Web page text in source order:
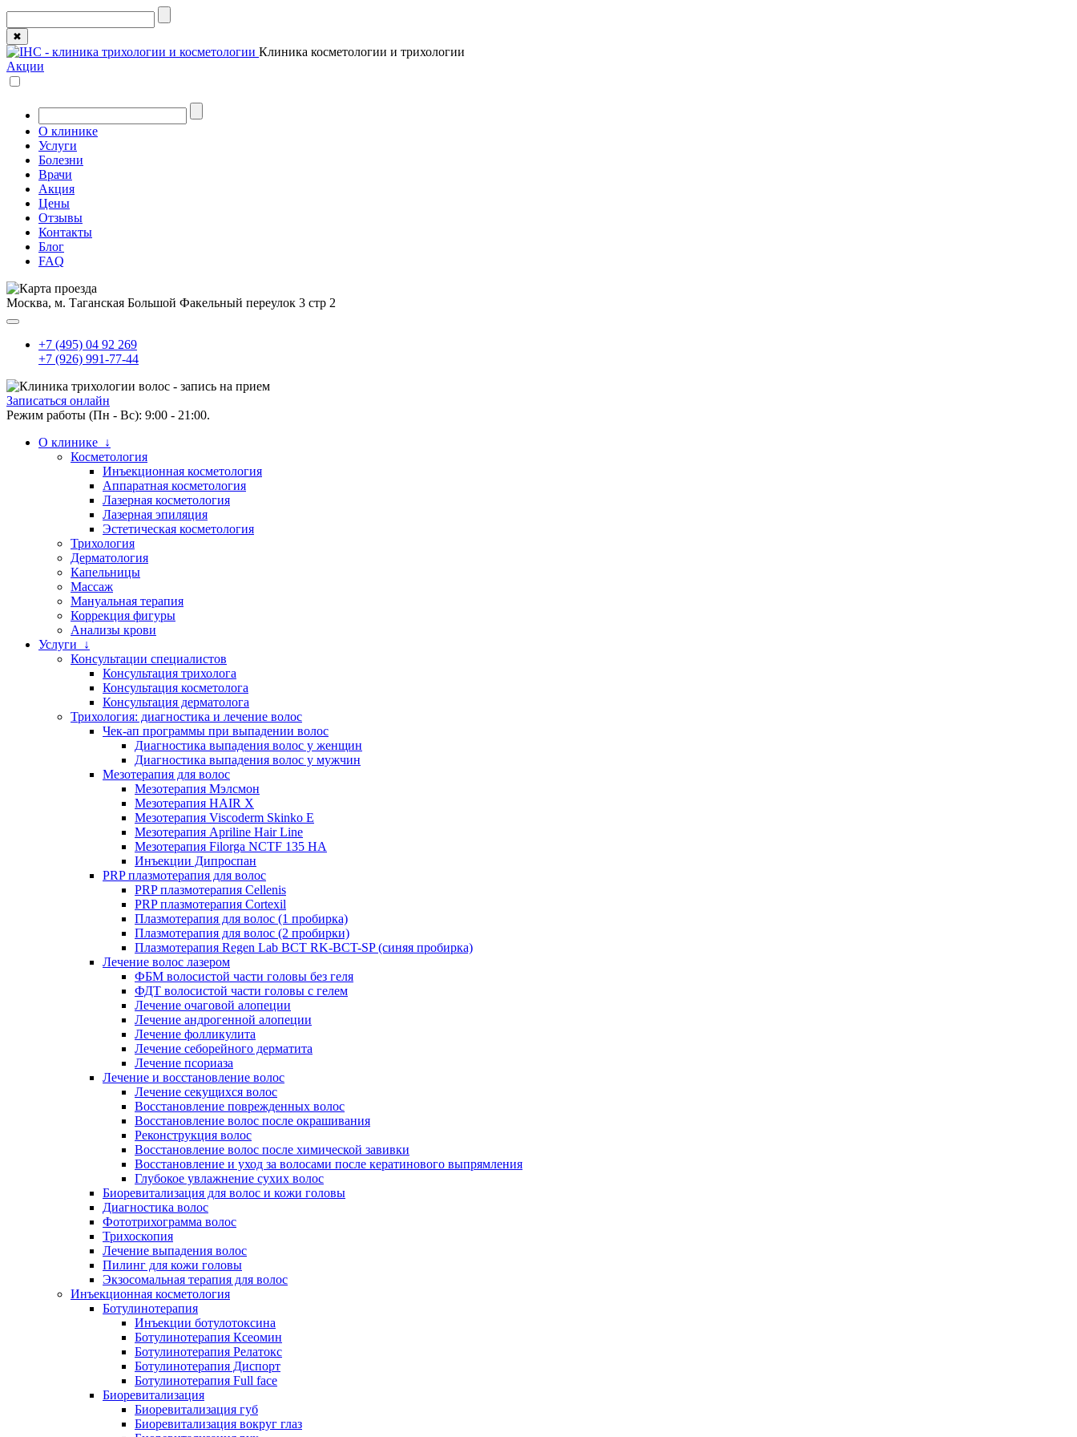
✖
Клиника косметологии и трихологии
Акции
О клинике
Услуги
Болезни
Врачи
Акция
Цены
Отзывы
Контакты
Блог
FAQ
Москва, м. Таганская Большой Факельный переулок 3 стр 2
+7 (495) 04 92 269
+7 (926) 991-77-44
Записаться онлайн
Режим работы (Пн - Вс): 9:00 - 21:00.
О клинике ↓
Косметология
Инъекционная косметология
Аппаратная косметология
Лазерная косметология
Лазерная эпиляция
Эстетическая косметология
Трихология
Дерматология
Капельницы
Массаж
Мануальная терапия
Коррекция фигуры
Анализы крови
Услуги ↓
Консультации специалистов
Консультация трихолога
Консультация косметолога
Консультация дерматолога
Трихология: диагностика и лечение волос
Чек-ап программы при выпадении волос
Диагностика выпадения волос у женщин
Диагностика выпадения волос у мужчин
Мезотерапия для волос
Мезотерапия Мэлсмон
Мезотерапия HAIR X
Мезотерапия Viscoderm Skinko E
Мезотерапия Apriline Hair Line
Мезотерапия Filorga NCTF 135 HA
Инъекции Дипроспан
PRP плазмотерапия для волос
PRP плазмотерапия Cellenis
PRP плазмотерапия Cortexil
Плазмотерапия для волос (1 пробирка)
Плазмотерапия для волос (2 пробирки)
Плазмотерапия Regen Lab BCT RK-BCT-SP (синяя пробирка)
Лечение волос лазером
ФБМ волосистой части головы без геля
ФДТ волосистой части головы с гелем
Лечение очаговой алопеции
Лечение андрогенной алопеции
Лечение фолликулита
Лечение себорейного дерматита
Лечение псориаза
Лечение и восстановление волос
Лечение секущихся волос
Восстановление поврежденных волос
Восстановление волос после окрашивания
Реконструкция волос
Восстановление волос после химической завивки
Восстановление и уход за волосами после кератинового выпрямления
Глубокое увлажнение сухих волос
Биоревитализация для волос и кожи головы
Диагностика волос
Фототрихограмма волос
Трихоскопия
Лечение выпадения волос
Пилинг для кожи головы
Экзосомальная терапия для волос
Инъекционная косметология
Ботулинотерапия
Инъекции ботулотоксина
Ботулинотерапия Ксеомин
Ботулинотерапия Релатокс
Ботулинотерапия Диспорт
Ботулинотерапия Full face
Биоревитализация
Биоревитализация губ
Биоревитализация вокруг глаз